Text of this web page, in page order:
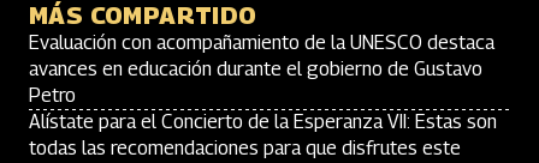
MÁS COMPARTIDO
Evaluación con acompañamiento de la UNESCO destaca
avances en educación durante el gobierno de Gustavo
Petro
Alístate para el Concierto de la Esperanza VII: Estas son
todas las recomendaciones para que disfrutes este